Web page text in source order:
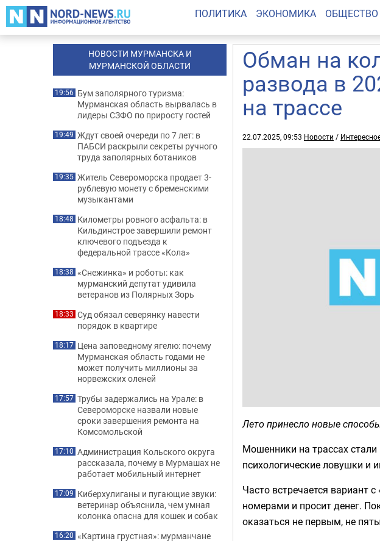
ПОЛИТИКА ЭКОНОМИКА ОБЩЕСТВО
Обман на
развода в
на трассе
22.07.2025, 09:53 Новости /
Лето принесло новые
Мошенники на трассах стали
психологические ловушки и
Часто встречается вариант
номерами и просит денег.
оказаться не первым, не
НОВОСТИ МУРМАНСКА И
МУРМАНСКОЙ ОБЛАСТИ
19:56 Бум заполярного туризма:
Мурманская область вырвалась в
лидеры СЗФО по приросту гостей
19:49 Ждут своей очереди по 7 лет: в
ПАБСИ раскрыли секреты ручного
труда заполярных ботаников
19:35 Житель Североморска продает 3-
рублевую монету с бременскими
музыкантами
18:48 Километры ровного асфальта: в
Кильдинстрое завершили ремонт
ключевого подъезда к
федеральной трассе «Кола»
18:38 «Снежинка» и роботы: как
мурманский депутат удивила
ветеранов из Полярных Зорь
18:33 Суд обязал северянку навести
порядок в квартире
18:17 Цена заповедному ягелю: почему
Мурманская область годами не
может получить миллионы за
норвежских оленей
17:57 Трубы задержались на Урале: в
Североморске назвали новые
сроки завершения ремонта на
Комсомольской
17:10 Администрация Кольского округа
рассказала, почему в Мурмашах не
работает мобильный интернет
17:09 Киберхулиганы и пугающие звуки:
ветеринар объяснила, чем умная
колонка опасна для кошек и собак
16:20 «Картина грустная»: мурманчане